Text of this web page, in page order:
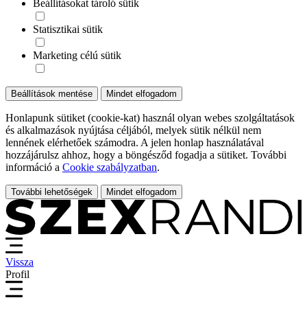
Beállításokat tároló sütik
Statisztikai sütik
Marketing célú sütik
Beállítások mentése Mindet elfogadom
Honlapunk sütiket (cookie-kat) használ olyan webes szolgáltatások
és alkalmazások nyújtása céljából, melyek sütik nélkül nem
lennének elérhetőek számodra. A jelen honlap használatával
hozzájárulsz ahhoz, hogy a böngésződ fogadja a sütiket. További
információ a Cookie szabályzatban.
További lehetőségek Mindet elfogadom
Vissza
Profil